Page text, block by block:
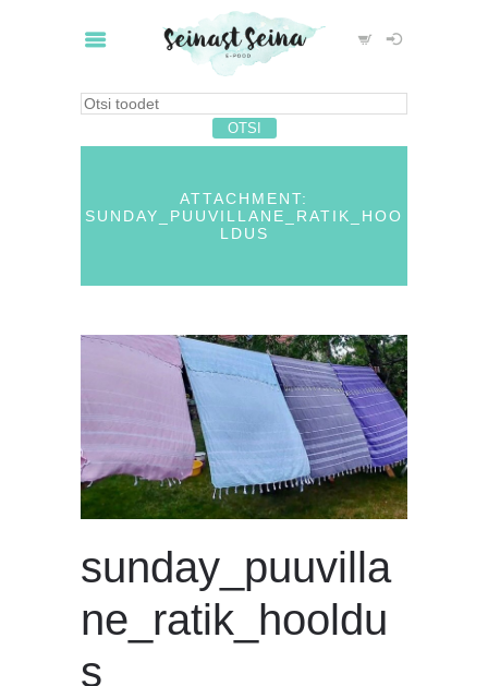
ATTACHMENT:
SUNDAY_PUUVILLANE_RATIK_HOO
LDUS
sunday_puuvilla
ne_ratik_hooldu
s